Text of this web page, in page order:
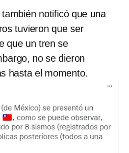
notificó que una
tuvieron que ser
que un tren se
no se dieron
hasta el momento.